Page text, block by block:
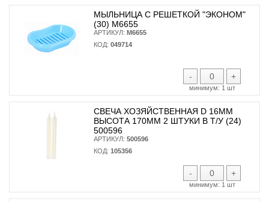
МЫЛЬНИЦА С РЕШЕТКОЙ "ЭКОНОМ"
(30) М6655
АРТИКУЛ: М6655
КОД: 049714
- +
минимум: 1 шт
СВЕЧА ХОЗЯЙСТВЕННАЯ D 16ММ
ВЫСОТА 170ММ 2 ШТУКИ В Т/У (24)
500596
АРТИКУЛ: 500596
КОД: 105356
- +
минимум: 1 шт